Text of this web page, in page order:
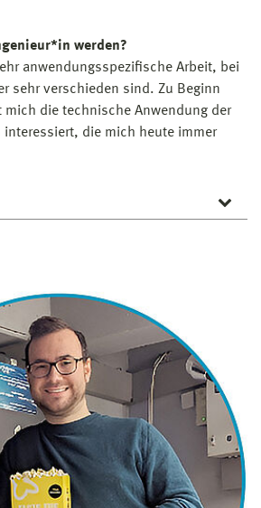
werden?
anwendungsspezifische Arbeit, bei
sehr verschieden sind. Zu Beginn
mich die technische Anwendung der
interessiert, die mich heute immer
Die Module sind inhaltlich breit
eine solide Basis für einen
im späteren Berufsleben.
gefallen?
Daher hat man einen
zu den Professor*innen und
teilt mit ihnen viele schöne
wie das Kutterpullen oder die
betrachtet, weiß man